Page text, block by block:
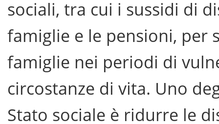
sociali, tra cui i sussidi di
famiglie e le pensioni, per
famiglie nei periodi di
circostanze di vita. Uno
Stato sociale è ridurre le